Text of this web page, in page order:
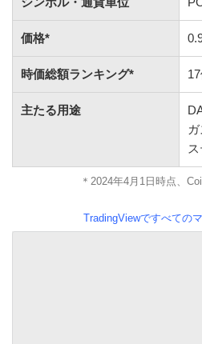
価格*
時価総額ランキング*
主たる用途
＊2024年4月1日時点、
TradingViewですべての